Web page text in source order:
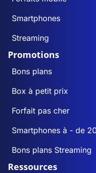
Smartphones
Streaming
Promotions
Bons plans
Box à petit prix
Forfait pas cher
Smartphones à - de
Bons plans Streaming
Ressources